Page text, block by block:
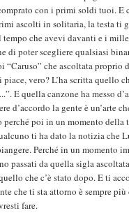
con i primi soldi tuoi. E
ascolti in solitaria, la testa ti
che avevi davanti e i
di poter scegliere qualsiasi
“Caruso” che ascoltata proprio
vero? L’ha scritta quello
E quella canzone ha messo
d’accordo la gente è un’arte
perché poi in un momento
ti ha dato la notizia che
Perché in un momento
passati da quella sigla
che c’è stato dopo. E ti
che ti sta attorno è sempre
fare.